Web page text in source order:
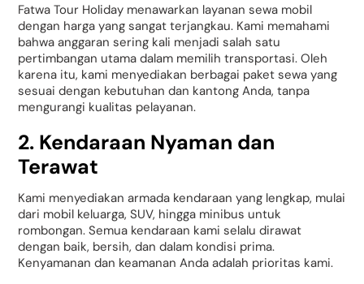
Fatwa Tour Holiday menawarkan layanan sewa mobil
dengan harga yang sangat terjangkau. Kami memahami
bahwa anggaran sering kali menjadi salah satu
pertimbangan utama dalam memilih transportasi. Oleh
karena itu, kami menyediakan berbagai paket sewa yang
sesuai dengan kebutuhan dan kantong Anda, tanpa
mengurangi kualitas pelayanan.
2. Kendaraan Nyaman dan
Terawat
Kami menyediakan armada kendaraan yang lengkap, mulai
dari mobil keluarga, SUV, hingga minibus untuk
rombongan. Semua kendaraan kami selalu dirawat
dengan baik, bersih, dan dalam kondisi prima.
Kenyamanan dan keamanan Anda adalah prioritas kami.